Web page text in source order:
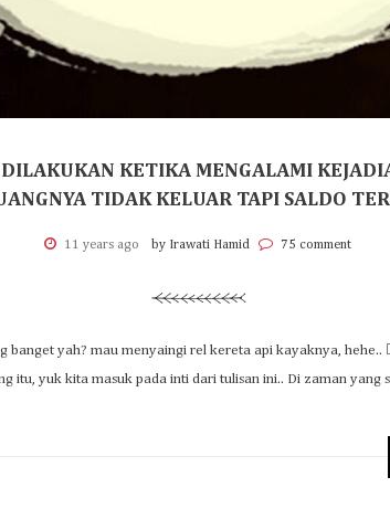
KETIKA MENGALAMI
TIDAK KELUAR TAPI SALDO
11 years ago by Irawati Hamid 75 comment
banget yah? mau menyaingi rel kereta api kayaknya, hehe..
itu, yuk kita masuk pada inti dari tulisan ini.. Di zaman yang